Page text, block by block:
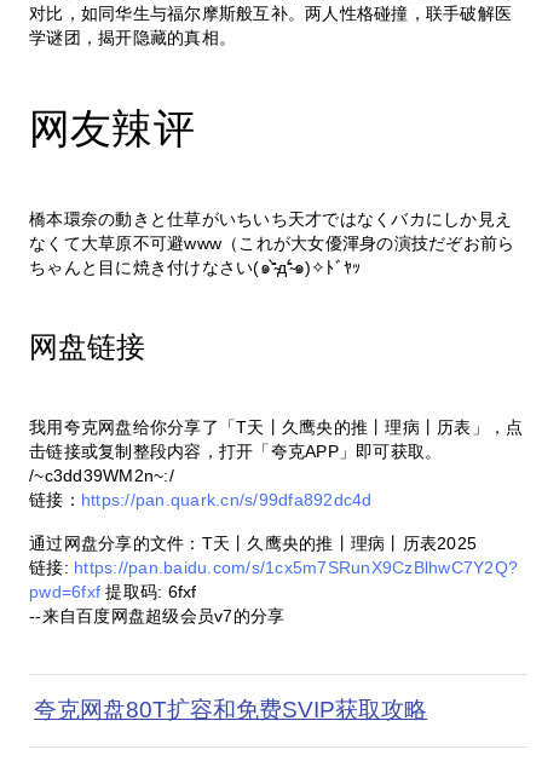
对比，如同华生与福尔摩斯般互补。两人性格碰撞，联手破解医
学谜团，揭开隐藏的真相。
网友辣评
橋本環奈の動きと仕草がいちいち天才ではなくバカにしか見え
なくて大草原不可避www（これが大女優渾身の演技だぞお前ら
ちゃんと目に焼き付けなさい(๑⁼̴̀д⁼̴́๑)✧ﾄﾞﾔｯ
网盘链接
我用夸克网盘给你分享了「T天丨久鹰央的推丨理病丨历表」，点
击链接或复制整段内容，打开「夸克APP」即可获取。
/~c3dd39WM2n~:/
链接： https://pan.quark.cn/s/99dfa892dc4d
通过网盘分享的文件：T天丨久鹰央的推丨理病丨历表2025
链接: https://pan.baidu.com/s/1cx5m7SRunX9CzBlhwC7Y2Q?
pwd=6fxf 提取码: 6fxf
--来自百度网盘超级会员v7的分享
夸克网盘80T扩容和免费SVIP获取攻略